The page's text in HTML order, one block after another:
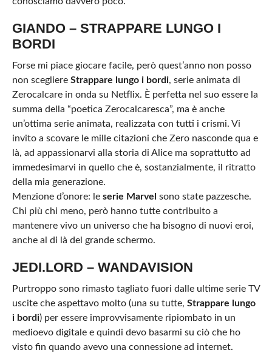
GIANDO – STRAPPARE LUNGO I
BORDI
Forse mi piace giocare facile, però quest’anno non posso
non scegliere Strappare lungo i bordi, serie animata di
Zerocalcare in onda su Netflix. È perfetta nel suo essere la
summa della “poetica Zerocalcaresca”, ma è anche
un’ottima serie animata, realizzata con tutti i crismi. Vi
invito a scovare le mille citazioni che Zero nasconde qua e
là, ad appassionarvi alla storia di Alice ma soprattutto ad
immedesimarvi in quello che è, sostanzialmente, il ritratto
della mia generazione.
Menzione d’onore: le serie Marvel sono state pazzesche.
Chi più chi meno, però hanno tutte contribuito a
mantenere vivo un universo che ha bisogno di nuovi eroi,
anche al di là del grande schermo.
JEDI.LORD – WANDAVISION
Purtroppo sono rimasto tagliato fuori dalle ultime serie TV
uscite che aspettavo molto (una su tutte, Strappare lungo
i bordi) per essere improvvisamente ripiombato in un
medioevo digitale e quindi devo basarmi su ciò che ho
visto fin quando avevo una connessione ad internet.